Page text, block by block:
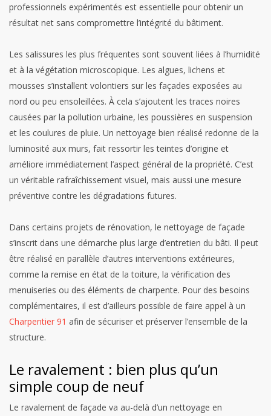
professionnels expérimentés est essentielle pour obtenir un
résultat net sans compromettre l’intégrité du bâtiment.
Les salissures les plus fréquentes sont souvent liées à l’humidité
et à la végétation microscopique. Les algues, lichens et
mousses s’installent volontiers sur les façades exposées au
nord ou peu ensoleillées. À cela s’ajoutent les traces noires
causées par la pollution urbaine, les poussières en suspension
et les coulures de pluie. Un nettoyage bien réalisé redonne de la
luminosité aux murs, fait ressortir les teintes d’origine et
améliore immédiatement l’aspect général de la propriété. C’est
un véritable rafraîchissement visuel, mais aussi une mesure
préventive contre les dégradations futures.
Dans certains projets de rénovation, le nettoyage de façade
s’inscrit dans une démarche plus large d’entretien du bâti. Il peut
être réalisé en parallèle d’autres interventions extérieures,
comme la remise en état de la toiture, la vérification des
menuiseries ou des éléments de charpente. Pour des besoins
complémentaires, il est d’ailleurs possible de faire appel à un
Charpentier 91 afin de sécuriser et préserver l’ensemble de la
structure.
Le ravalement : bien plus qu’un
simple coup de neuf
Le ravalement de façade va au-delà d’un nettoyage en